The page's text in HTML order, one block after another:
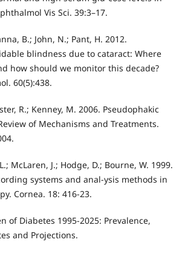
Vis Sci. 39:3–17.
B.; John, N.; Pant, H. 2012.
blindness due to cataract: Where
how should we monitor this decade?
60(5):438.
R.; Kenney, M. 2006. Pseudophakic
of Mechanisms and Treatments.
McLaren, J.; Hodge, D.; Bourne, W. 1999.
systems and anal-ysis methods in
Cornea. 18: 416-23.
of Diabetes 1995-2025: Prevalence,
and Projections.